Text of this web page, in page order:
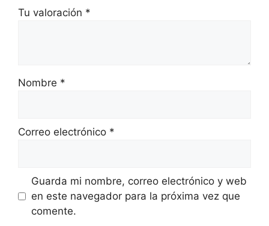
Tu valoración *
Nombre *
Correo electrónico *
Guarda mi nombre, correo electrónico y web
en este navegador para la próxima vez que
comente.